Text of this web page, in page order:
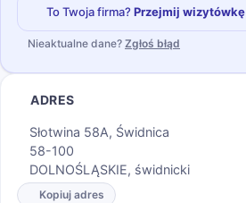
To Twoja firma? Przejmij wizytówkę
Nieaktualne dane? Zgłoś błąd
ADRES
Słotwina 58A, Świdnica
58-100
DOLNOŚLĄSKIE, świdnicki
Kopiuj adres